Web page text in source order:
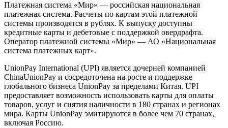
Платежная система «Мир» — российская национальная
платежная система. Расчеты по картам этой платежной
системы производятся в рублях. К выпуску доступны
кредитные карты и дебетовые с поддержкой овердрафта.
Оператор платежной системы «Мир» — АО «Национальная
система платежных карт».
UnionPay International (UPI) является дочерней компанией
ChinaUnionPay и сосредоточена на росте и поддержке
глобального бизнеса UnionPay за пределами Китая. UPI
предоставляет возможность использовать карты для оплаты
товаров, услуг и снятия наличности в 180 странах и регионах
мира. Карты UnionPay эмитируются в более чем 70 странах,
включая Россию.